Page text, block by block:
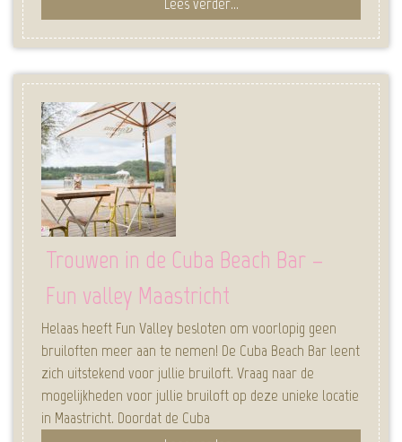
Trouwen in de Cuba Beach Bar –
Fun valley Maastricht
Helaas heeft Fun Valley besloten om voorlopig geen
bruiloften meer aan te nemen! De Cuba Beach Bar leent
zich uitstekend voor jullie bruiloft. Vraag naar de
mogelijkheden voor jullie bruiloft op deze unieke locatie
in Maastricht. Doordat de Cuba